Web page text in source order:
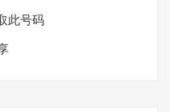
此号码